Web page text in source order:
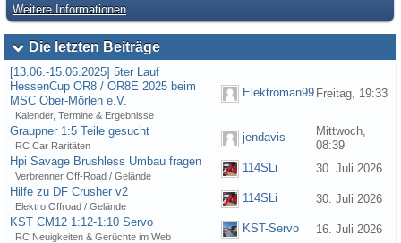
Weitere Informationen
Die letzten Beiträge
[13.06.-15.06.2025] 5ter Lauf
HessenCup OR8 / OR8E 2025 beim
MSC Ober-Mörlen e.V.
Kalender, Termine & Ergebnisse
Elektroman99 Freitag, 19:33
Graupner 1:5 Teile gesucht
RC Car Raritäten
jendavis
Mittwoch,
08:39
Hpi Savage Brushless Umbau fragen
Verbrenner Off-Road / Gelände
114SLi
30. Juli 2026
Hilfe zu DF Crusher v2
Elektro Offroad / Gelände
114SLi
30. Juli 2026
KST CM12 1:12-1:10 Servo
RC Neuigkeiten & Gerüchte im Web
KST-Servo
16. Juli 2026